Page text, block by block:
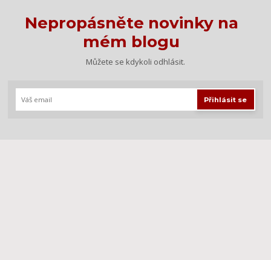
Nepropásněte novinky na
mém blogu
Můžete se kdykoli odhlásit.
Přihlásit se